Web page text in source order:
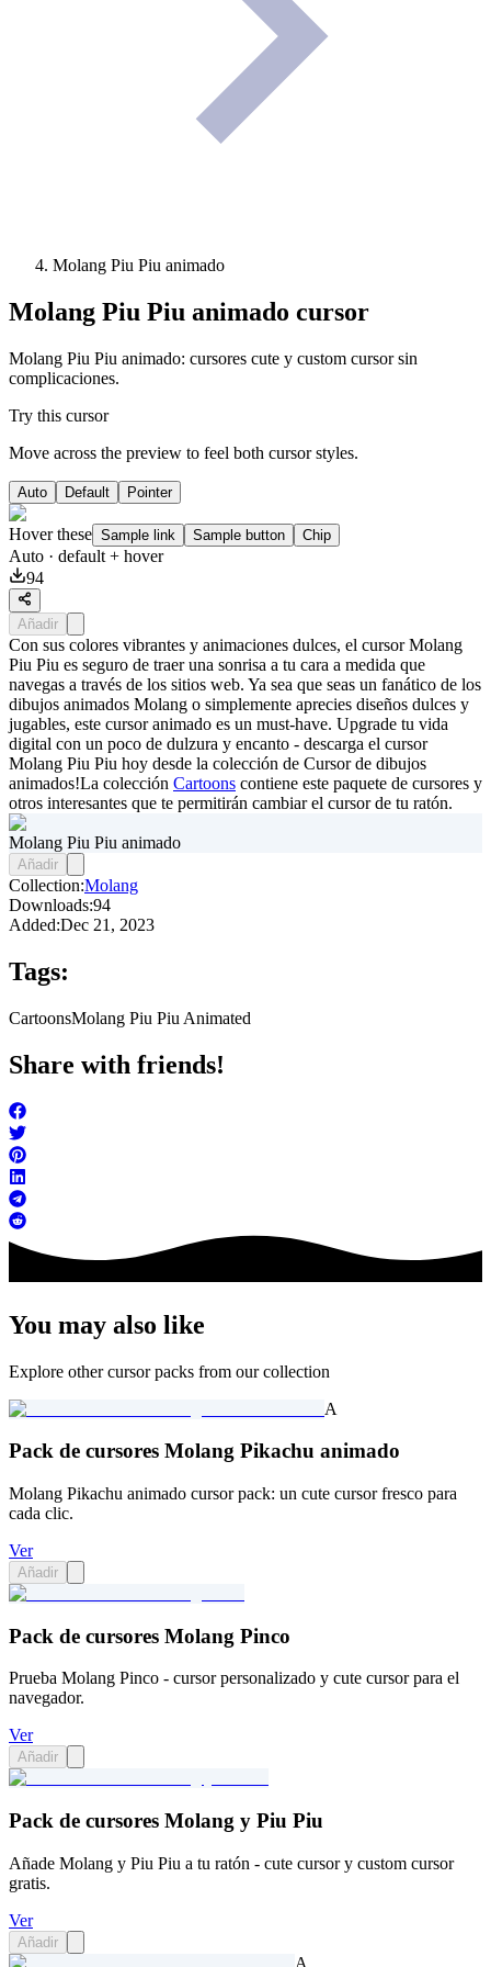
Molang Piu Piu animado
Molang Piu Piu animado cursor
Molang Piu Piu animado: cursores cute y custom cursor sin
complicaciones.
Try this cursor
Move across the preview to feel both cursor styles.
Auto Default Pointer
Hover these Sample link Sample button Chip
Auto · default + hover
94
Añadir
Con sus colores vibrantes y animaciones dulces, el cursor Molang
Piu Piu es seguro de traer una sonrisa a tu cara a medida que
navegas a través de los sitios web. Ya sea que seas un fanático de los
dibujos animados Molang o simplemente aprecies diseños dulces y
jugables, este cursor animado es un must-have. Upgrade tu vida
digital con un poco de dulzura y encanto - descarga el cursor
Molang Piu Piu hoy desde la colección de Cursor de dibujos
animados!La colección Cartoons contiene este paquete de cursores y
otros interesantes que te permitirán cambiar el cursor de tu ratón.
Molang Piu Piu animado
Añadir
Collection:Molang
Downloads:94
Added:Dec 21, 2023
Tags:
CartoonsMolang Piu Piu Animated
Share with friends!
You may also like
Explore other cursor packs from our collection
A
Pack de cursores Molang Pikachu animado
Molang Pikachu animado cursor pack: un cute cursor fresco para
cada clic.
Ver
Añadir
Pack de cursores Molang Pinco
Prueba Molang Pinco - cursor personalizado y cute cursor para el
navegador.
Ver
Añadir
Pack de cursores Molang y Piu Piu
Añade Molang y Piu Piu a tu ratón - cute cursor y custom cursor
gratis.
Ver
Añadir
A